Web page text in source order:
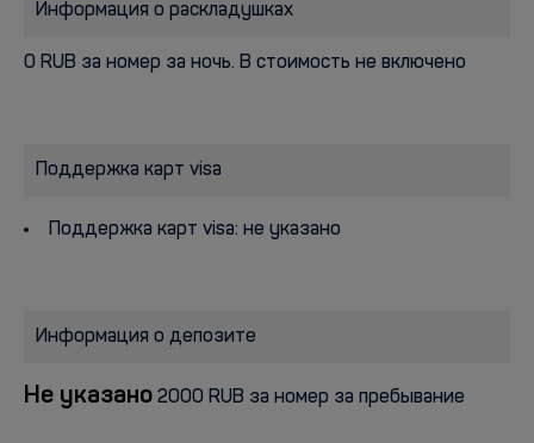
Информация о раскладушках
0 RUB за номер за ночь. В стоимость не включено
Поддержка карт visa
Поддержка карт visa: не указано
Информация о депозите
Не указано 2000 RUB за номер за пребывание